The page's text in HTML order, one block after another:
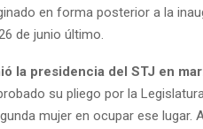
en forma posterior a la
de junio último.
la presidencia del STJ en
su pliego por la
mujer en ocupar ese lugar.